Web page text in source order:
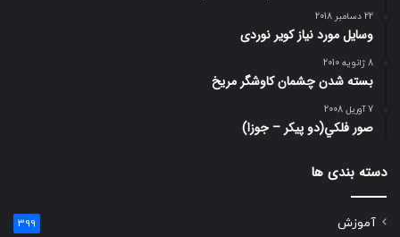
22 دسامبر 2018
وسایل مورد نیاز کویر نوردی
8 ژانویه 2010
بسته شدن چشمان کاوشگر مريخ
7 آوریل 2008
صور فلكي(دو پیکر – جوزا)
دسته بندی ها
آموزش 399